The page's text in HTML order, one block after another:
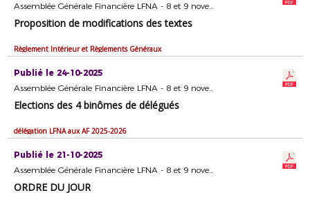
Assemblée Générale Financière LFNA - 8 et 9 novembre 2025 - Format dématérialisé
Proposition de modifications des textes
Règlement Intérieur et Règlements Généraux
Publié le 24-10-2025
Assemblée Générale Financière LFNA - 8 et 9 novembre 2025 - Format dématérialisé
Elections des 4 binômes de délégués
délégation LFNA aux AF 2025-2026
Publié le 21-10-2025
Assemblée Générale Financière LFNA - 8 et 9 novembre 2025 - Format dématérialisé
ORDRE DU JOUR